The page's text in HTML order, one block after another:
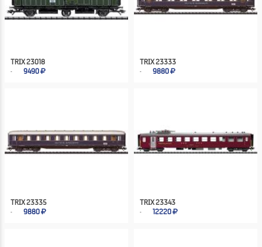
TRIX 23018
9490
TRIX 23333
9880
TRIX 23335
9880
TRIX 23343
12220